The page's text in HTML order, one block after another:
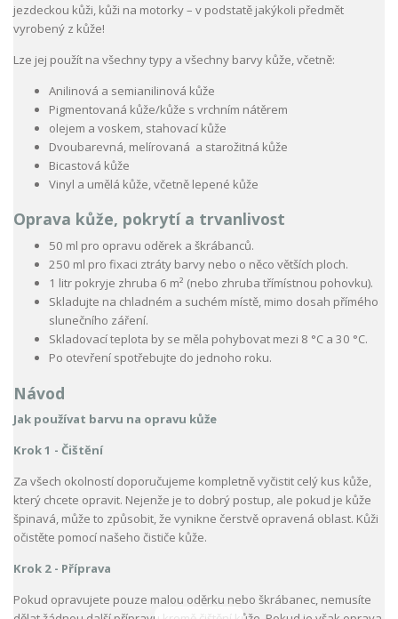
jezdeckou kůži, kůži na motorky – v podstatě jakýkoli předmět
vyrobený z kůže!
Lze jej použít na všechny typy a všechny barvy kůže, včetně:
Anilinová a semianilinová kůže
Pigmentovaná kůže/kůže s vrchním nátěrem
olejem a voskem, stahovací kůže
Dvoubarevná, melírovaná a starožitná kůže
Bicastová kůže
Vinyl a umělá kůže, včetně lepené kůže
Oprava kůže, pokrytí a trvanlivost
50 ml pro opravu oděrek a škrábanců.
250 ml pro fixaci ztráty barvy nebo o něco větších ploch.
1 litr pokryje zhruba 6 m² (nebo zhruba třímístnou pohovku).
Skladujte na chladném a suchém místě, mimo dosah přímého
slunečního záření.
Skladovací teplota by se měla pohybovat mezi 8 °C a 30 °C.
Po otevření spotřebujte do jednoho roku.
Návod
Jak používat barvu na opravu kůže
Krok 1 - Čištění
Za všech okolností doporučujeme kompletně vyčistit celý kus kůže,
který chcete opravit. Nejenže je to dobrý postup, ale pokud je kůže
špinavá, může to způsobit, že vynikne čerstvě opravená oblast. Kůži
očistěte pomocí našeho čističe kůže.
Krok 2 - Příprava
Pokud opravujete pouze malou oděrku nebo škrábanec, nemusíte